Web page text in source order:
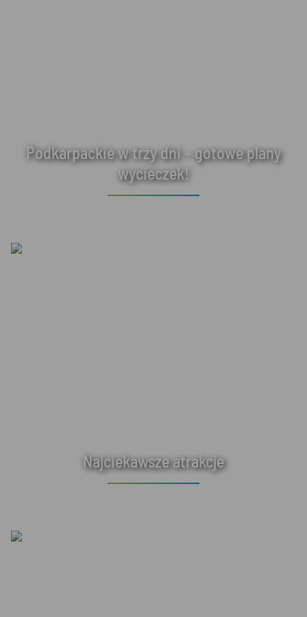
Podkarpackie w trzy dni – gotowe plany
wycieczek!
Najciekawsze atrakcje